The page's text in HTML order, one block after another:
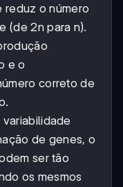
reduz o número
(de 2n para n).
e o
correto de
de genes, o
ser tão
os mesmos